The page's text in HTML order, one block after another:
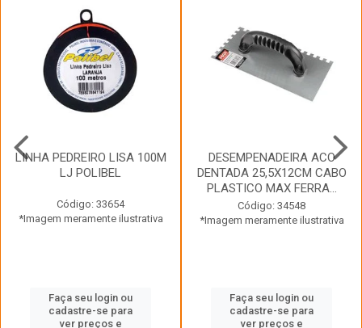
LINHA PEDREIRO LISA 100M
LJ POLIBEL
Código: 33654
*Imagem meramente ilustrativa
Faça seu login ou
cadastre-se para
ver preços e
DESEMPENADEIRA ACO
DENTADA 25,5X12CM CABO
PLASTICO MAX FERRA...
Código: 34548
*Imagem meramente ilustrativa
Faça seu login ou
cadastre-se para
ver preços e